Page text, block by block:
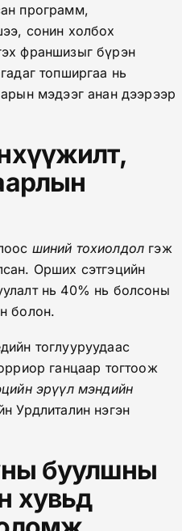
программ,
сонин холбох
франшизыг бүрэн
топширгаа нь
мэдээг анан дээрээр
шиний тохиолдол гэж
Орших сэтгэцийн
нь 40% нь болсоны
болон.
тоглууруудаас
ганцаар тогтоож
эрүүл мэндийн
Урдлиталин нэгэн
буулшны
хувьд